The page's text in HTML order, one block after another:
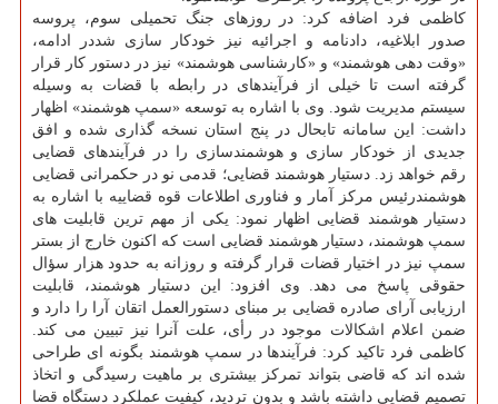
کاظمی فرد اضافه کرد: در روزهای جنگ تحمیلی سوم، پروسه
صدور ابلاغیه، دادنامه و اجرائیه نیز خودکار سازی شددر ادامه،
«وقت دهی هوشمند» و «کارشناسی هوشمند» نیز در دستور کار قرار
گرفته است تا خیلی از فرآیندهای در رابطه با قضات به وسیله
سیستم مدیریت شود. وی با اشاره به توسعه «سمپ هوشمند» اظهار
داشت: این سامانه تابحال در پنج استان نسخه گذاری شده و افق
جدیدی از خودکار سازی و هوشمندسازی را در فرآیندهای قضایی
رقم خواهد زد. دستیار هوشمند قضایی؛ قدمی نو در حکمرانی قضایی
هوشمندرئیس مرکز آمار و فناوری اطلاعات قوه قضاییه با اشاره به
دستیار هوشمند قضایی اظهار نمود: یکی از مهم ترین قابلیت های
سمپ هوشمند، دستیار هوشمند قضایی است که اکنون خارج از بستر
سمپ نیز در اختیار قضات قرار گرفته و روزانه به حدود هزار سؤال
حقوقی پاسخ می دهد. وی افزود: این دستیار هوشمند، قابلیت
ارزیابی آرای صادره قضایی بر مبنای دستورالعمل اتقان آرا را دارد و
ضمن اعلام اشکالات موجود در رأی، علت آنرا نیز تبیین می کند.
کاظمی فرد تاکید کرد: فرآیندها در سمپ هوشمند بگونه ای طراحی
شده اند که قاضی بتواند تمرکز بیشتری بر ماهیت رسیدگی و اتخاذ
تصمیم قضایی داشته باشد و بدون تردید، کیفیت عملکرد دستگاه قضا